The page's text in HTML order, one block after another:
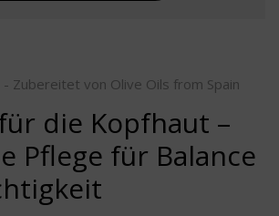
- Zubereitet von Olive Oils from Spain
die Kopfhaut –
Pflege für Balance